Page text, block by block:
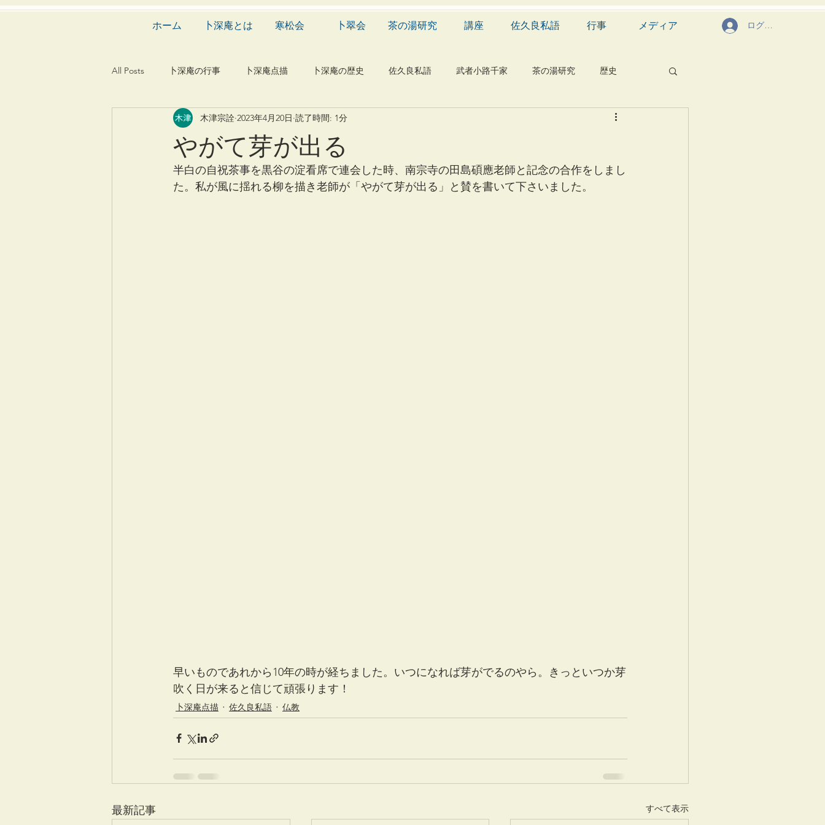
ホーム 卜深庵とは 寒松会 卜翠会 茶の湯研究 講座 佐久良私語 行事 メディア ログイン
All Posts 卜深庵の行事 卜深庵点描 卜深庵の歴史 佐久良私語 武者小路千家 茶の湯研究 歴史
漢詩 俳諧 文学 有職 民俗 食文化
建築 造園 動物 植物 自然科学 音楽 メディア blog 芸能 茶道具
やがて芽が出る
木津宗詮 2023年4月20日 読了時間: 1分
半白の自祝茶事を黒谷の淀看席で連会した時、南宗寺の田島碩應老師と記念の合作をしまし
た。私が風に揺れる柳を描き老師が「やがて芽が出る」と賛を書いて下さいました。
早いものであれから10年の時が経ちました。いつになれば芽がでるのやら。きっといつか芽
吹く日が来ると信じて頑張ります！
卜深庵点描 佐久良私語 仏教
最新記事 すべて表示